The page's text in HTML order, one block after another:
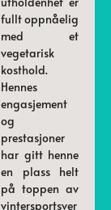
fullt oppnåelig
med et
vegetarisk
kosthold.
Hennes
engasjement
og
prestasjoner
har gitt henne
en plass helt
på toppen av
vintersportsver